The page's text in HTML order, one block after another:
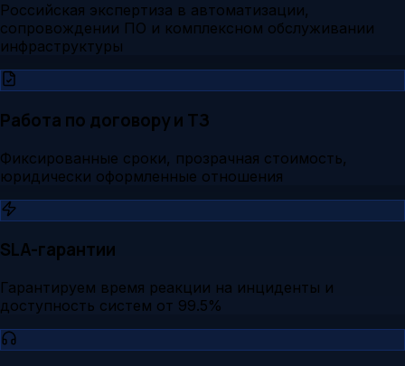
Российская экспертиза в автоматизации,
сопровождении ПО и комплексном обслуживании
инфраструктуры
Работа по договору и ТЗ
Фиксированные сроки, прозрачная стоимость,
юридически оформленные отношения
SLA-гарантии
Гарантируем время реакции на инциденты и
доступность систем от 99.5%